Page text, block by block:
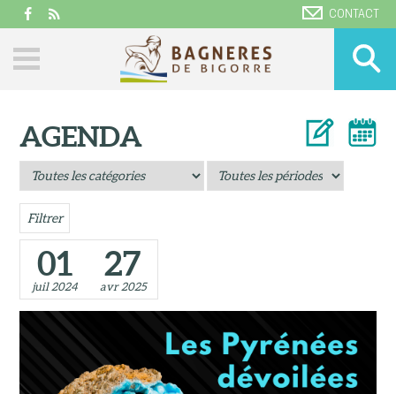
CONTACT
AGENDA
Filtrer
01
juil 2024
27
avr 2025